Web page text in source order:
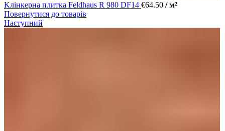
Kлінкерна плитка Feldhaus R 980 DF14 €64.50 / м²
Повернутися до товарів
Наступний